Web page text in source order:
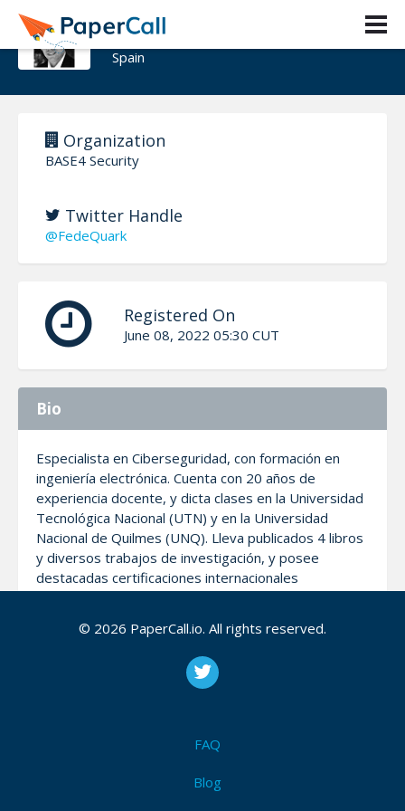
Federico Pacheco
Spain
Organization
BASE4 Security
Twitter Handle
@FedeQuark
Registered On
June 08, 2022 05:30 CUT
Bio
Especialista en Ciberseguridad, con formación en
ingeniería electrónica. Cuenta con 20 años de
experiencia docente, y dicta clases en la Universidad
Tecnológica Nacional (UTN) y en la Universidad
Nacional de Quilmes (UNQ). Lleva publicados 4 libros
y diversos trabajos de investigación, y posee
destacadas certificaciones internacionales
relacionadas con seguridad de la información.
empresas multinacionales, incluyendo roles de
alcance regional. Actualmente se desempeña como
R+D+i Manager en BASE4 Security.
© 2026 PaperCall.io. All rights reserved.
FAQ
Blog